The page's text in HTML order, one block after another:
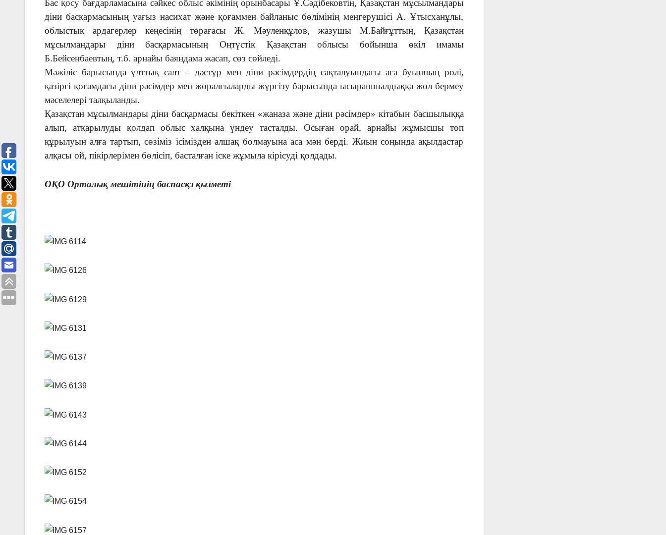
Бас қосу бағдарламасына сәйкес облыс әкімінің орынбасары Ұ.Сәдібековтің, Қазақстан мұсылмандары
діни басқармасының уағыз насихат және қоғаммен байланыс бөлімінің меңгерушісі А. Ұтысханұлы,
облыстық ардагерлер кеңесінің төрағасы Ж. Мәуленқұлов, жазушы М.Байғұттың, Қазақстан
мұсылмандары діни басқармасының Оңтүстік Қазақстан облысы бойынша өкіл имамы
Б.Бейсенбаевтың, т.б. арнайы баяндама жасап, сөз сөйледі.
Мәжіліс барысында ұлттық салт – дәстүр мен діни рәсімдердің сақталуындағы аға буынның рөлі,
қазіргі қоғамдағы діни рәсімдер мен жоралғыларды жүргізу барысында ысырапшылдыққа жол бермеу
мәселелері талқыланды.
Қазақстан мұсылмандары діни басқармасы бекіткен «жаназа және діни рәсімдер» кітабын басшылыққа
алып, атқарылуды қолдап облыс халқына үндеу тасталды. Осыған орай, арнайы жұмысшы топ
құрылуын алға тартып, сөзіміз ісімізден алшақ болмауына аса мән берді. Жиын соңында ақылдастар
алқасы ой, пікірлерімен бөлісіп, басталған іске жұмыла кірісуді қолдады.
ОҚО Орталық мешітінің баспасқз қызметі